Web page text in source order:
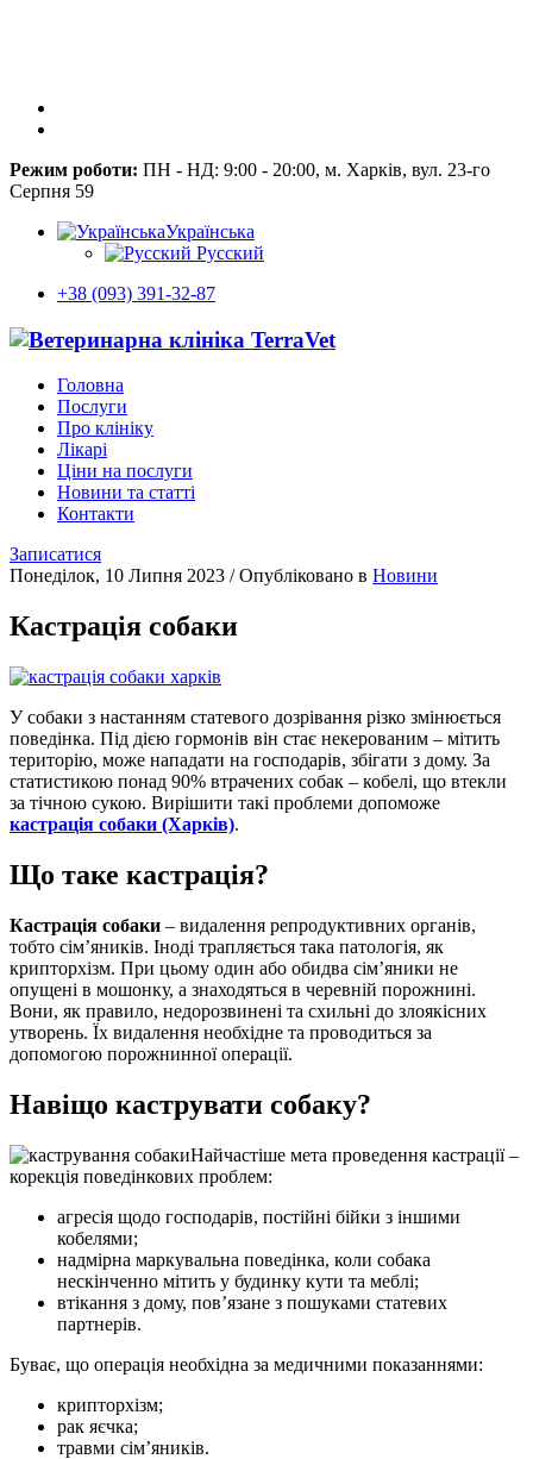
Режим роботи: ПН - НД: 9:00 - 20:00, м. Харків, вул. 23-го
Серпня 59
Українська
Русский
+38 (093) 391-32-87
Головна
Послуги
Про клініку
Лікарі
Ціни на послуги
Новини та статті
Контакти
Записатися
Понеділок, 10 Липня 2023 /Опубліковано в Новини
Кастрація собаки
У собаки з настанням статевого дозрівання різко змінюється
поведінка. Під дією гормонів він стає некерованим – мітить
територію, може нападати на господарів, збігати з дому. За
статистикою понад 90% втрачених собак – кобелі, що втекли
за тічною сукою. Вирішити такі проблеми допоможе
кастрація собаки (Харків).
Що таке кастрація?
Кастрація собаки – видалення репродуктивних органів,
тобто сім’яників. Іноді трапляється така патологія, як
крипторхізм. При цьому один або обидва сім’яники не
опущені в мошонку, а знаходяться в черевній порожнині.
Вони, як правило, недорозвинені та схильні до злоякісних
утворень. Їх видалення необхідне та проводиться за
допомогою порожнинної операції.
Навіщо каструвати собаку?
Найчастіше мета проведення кастрації –
корекція поведінкових проблем:
агресія щодо господарів, постійні бійки з іншими
кобелями;
надмірна маркувальна поведінка, коли собака
нескінченно мітить у будинку кути та меблі;
втікання з дому, пов’язане з пошуками статевих
партнерів.
Буває, що операція необхідна за медичними показаннями:
крипторхізм;
рак яєчка;
травми сім’яників.